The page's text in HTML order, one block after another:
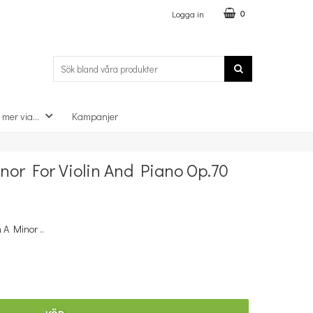
Logga in 0
via... Kampanjer
For Violin And Piano Op.70
Minor ..